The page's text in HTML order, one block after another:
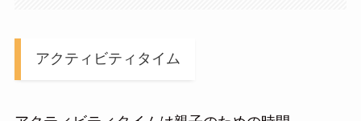
アクティビティタイム